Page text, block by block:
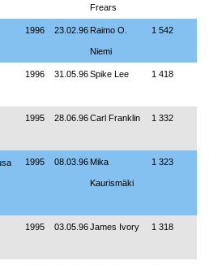
Frears
1996 23.02.96 Raimo O.
Niemi
1 542
1996 31.05.96Spike Lee 1 418
1995 28.06.96Carl Franklin 1 332
1995 08.03.96 Mika
Kaurismäki
1 323
1995 03.05.96James Ivory 1 318